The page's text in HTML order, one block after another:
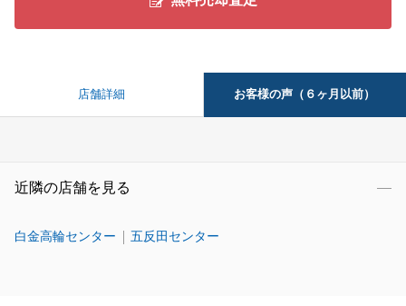
店舗詳細 お客様の声（６ヶ月以前）
近隣の店舗を見る
白金高輪センター 五反田センター